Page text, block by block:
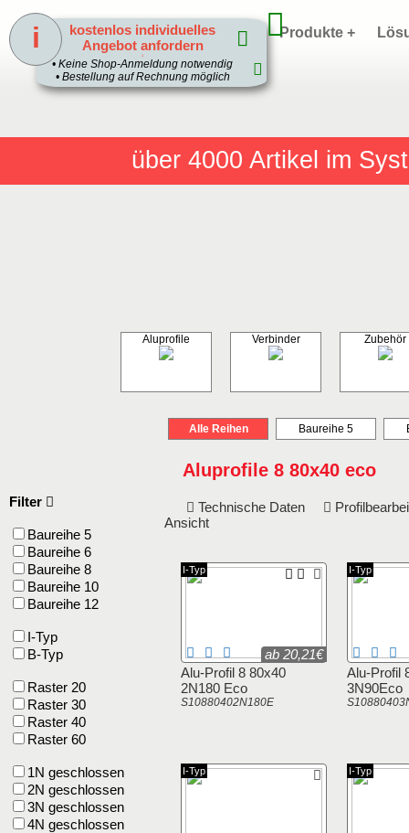
über 4000 Artikel im
Home Produkte +
Aluprofile Verbinder Zubehör
Alle Reihen Baureihe 5
Aluprofile 8 80x40 eco
Technische Daten
Ansicht
Alu-Profil 8 80x40
2N180 Eco
S10880402N180E
ab 20,21€
I-Typ
Alu-Profil
3N90Eco
I-Typ
I-Typ I-Typ
Filter
Baureihe 5
Baureihe 6
Baureihe 8
Baureihe 10
Baureihe 12
I-Typ
B-Typ
Raster 20
Raster 30
Raster 40
Raster 60
1N geschlossen
2N geschlossen
3N geschlossen
4N geschlossen
kostenlos individuelles
Angebot anfordern
1
• Keine Shop-Anmeldung notwendig
• Bestellung auf Rechnung möglich
i